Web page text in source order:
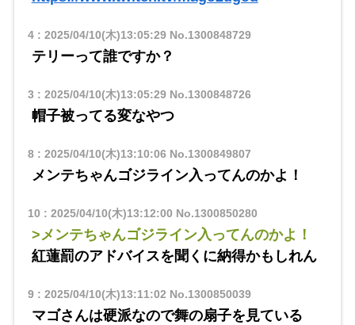
4: 2025/04/10(木)13:05:29No.1300848729
テリーって誰ですか？
3 : 2025/04/10(木)13:05:29No.1300848726
帽子被ってる変なやつ
8: 2025/04/10(木)13:10:06 No.1300849807
メンテちゃんゴジライン入ってんのかよ！
10 : 2025/04/10(木)13:12:00 No.1300850280
>メンテちゃんゴジライン入ってんのかよ！
紅蓮罰のアドバイスを聞くに納得かもしれん
9: 2025/04/10(木)13:11:02 No.1300850039
マゴさんは硬派なので舞の扇子を見ている